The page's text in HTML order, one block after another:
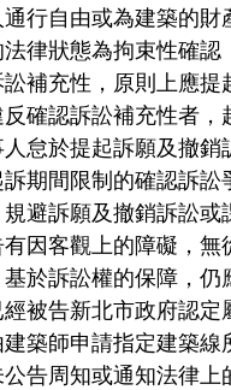
行自由或為建築的
律狀態為拘束性確
補充性，原則上應
確認訴訟補充性者
怠於提起訴願及撤
期間限制的確認訴
避訴願及撤銷訴訟
因客觀上的障礙，無
於訴訟權的保障，
被告新北市政府認
築師申請指定建築線
告周知或通知法律上